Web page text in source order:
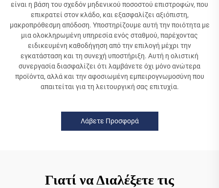
είναι η βάση του σχεδόν μηδενικού ποσοστού επιστροφών, που
επικρατεί στον κλάδο, και εξασφαλίζει αξιόπιστη,
μακροπρόθεσμη απόδοση. Υποστηρίζουμε αυτή την ποιότητα με
μια ολοκληρωμένη υπηρεσία ενός σταθμού, παρέχοντας
ειδικευμένη καθοδήγηση από την επιλογή μέχρι την
εγκατάσταση και τη συνεχή υποστήριξη. Αυτή η ολιστική
συνεργασία διασφαλίζει ότι λαμβάνετε όχι μόνο ανώτερα
προϊόντα, αλλά και την αφοσιωμένη εμπειρογνωμοσύνη που
απαιτείται για τη λειτουργική σας επιτυχία.
Λάβετε Προσφορά
Γιατί να Διαλέξετε τις